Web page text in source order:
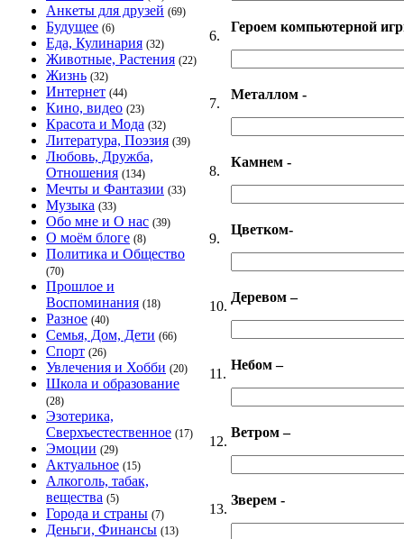
Анкеты для друзей (69)
Будущее (6)
Еда, Кулинария (32)
Животные, Растения (22)
Жизнь (32)
Интернет (44)
Кино, видео (23)
Красота и Мода (32)
Литература, Поэзия (39)
Любовь, Дружба,
Отношения (134)
Мечты и Фантазии (33)
Музыка (33)
Обо мне и О нас (39)
О моём блоге (8)
Политика и Общество
(70)
Прошлое и
Воспоминания (18)
Разное (40)
Семья, Дом, Дети (66)
Спорт (26)
Увлечения и Хобби (20)
Школа и образование
(28)
Эзотерика,
Сверхъестественное (17)
Эмоции (29)
Актуальное (15)
Алкоголь, табак,
вещества (5)
Города и страны (7)
Деньги, Финансы (13)
6.
Героем компьютерной
7.
Металлом -
8.
Камнем -
9.
Цветком-
10.
Деревом –
11.
Небом –
12.
Ветром –
13.
Зверем -